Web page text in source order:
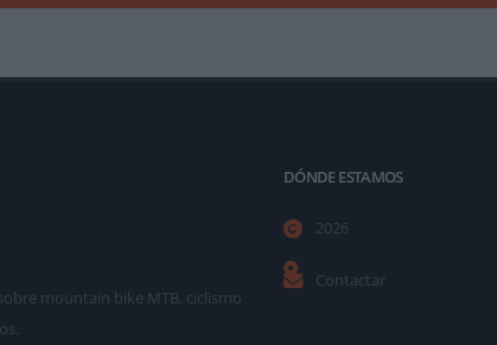
mountain bike MTB, ciclismo
DÓNDE ESTAMOS
2026
Contactar